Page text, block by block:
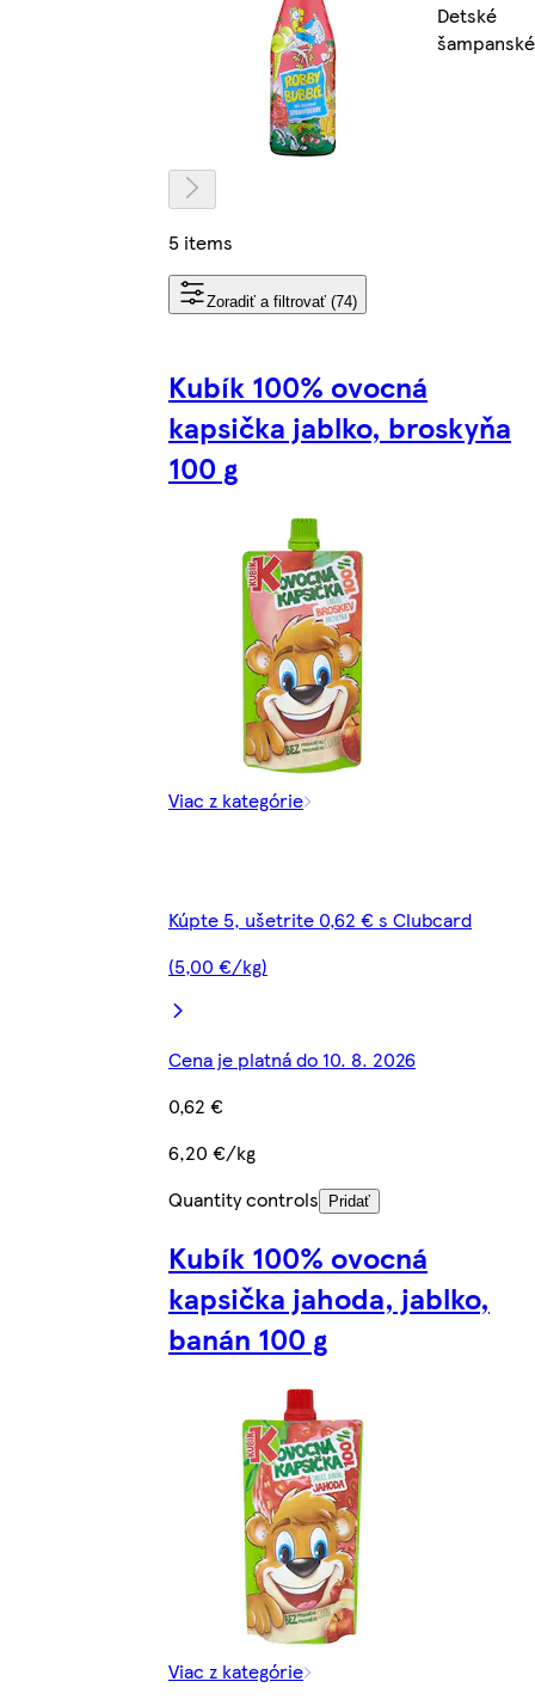
Detské
šampanské
5 items
Zoradiť a filtrovať (74)
Kubík 100% ovocná
kapsička jablko, broskyňa
100 g
Viac z kategórie
Kúpte 5, ušetrite 0,62 € s Clubcard
(5,00 €/kg)
Cena je platná do 10. 8. 2026
0,62 €
6,20 €/kg
Quantity controls
Pridať
Kubík 100% ovocná
kapsička jahoda, jablko,
banán 100 g
Viac z kategórie